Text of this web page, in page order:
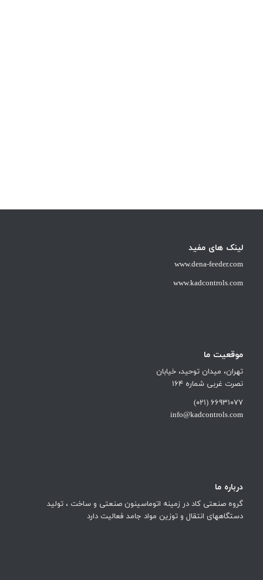
لینک های مفید
www.dena-feeder.com
www.kadcontrols.com
موقعیت ما
تهران، میدان توحید، خیابان
نصرت غربی شماره 164
66931077 (021)
info@kadcontrols.com
درباره ما
گروه صنعتی کاد در زمینه اتوماسینون صنعتی و ساخت ، تولید
دستگاههای انتقال و توزین مواد جامد فعالیت دارد